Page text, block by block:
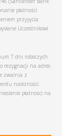
płatności
przyjęcia
Uczestnikowi
7 dni roboczych
rezygnacji na adres
zwalnia z
należności.
płatności na